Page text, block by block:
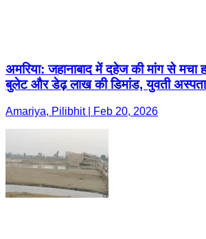
अमरिया: जहानाबाद में दहेज की मांग से
बुलेट और डेढ़ लाख की डिमांड, युवती
Amariya, Pilibhit | Feb 20, 2026